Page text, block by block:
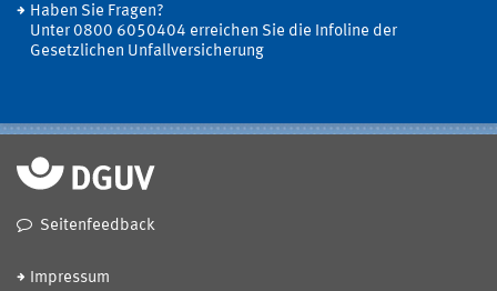
Haben Sie Fragen?
Unter 0800 6050404 erreichen Sie die Infoline der
Gesetzlichen Unfallversicherung
Seitenfeedback
Impressum